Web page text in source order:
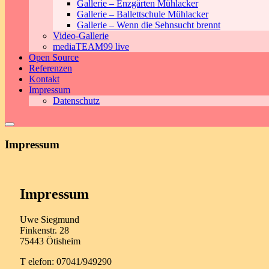
Gallerie – Enzgärten Mühlacker
Gallerie – Ballettschule Mühlacker
Gallerie – Wenn die Sehnsucht brennt
Video-Gallerie
mediaTEAM99 live
Open Source
Referenzen
Kontakt
Impressum
Datenschutz
Impressum
Impressum
Uwe Siegmund
Finkenstr. 28
75443 Ötisheim
T elefon: 07041/949290